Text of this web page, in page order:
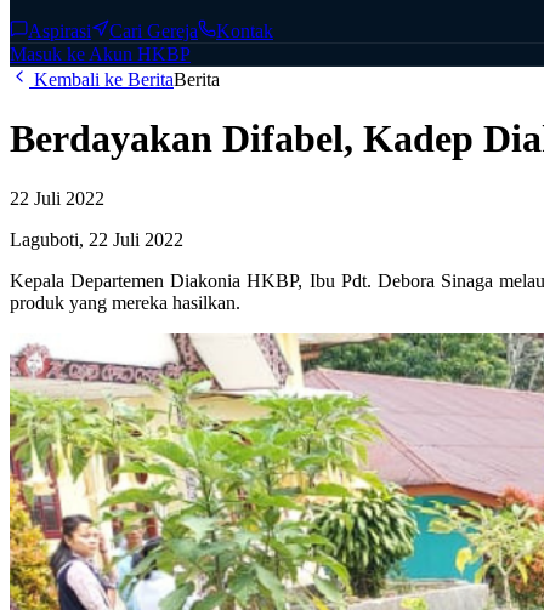
Aspirasi Cari Gereja
Kontak
Masuk ke Akun HKBP
Kembali ke BeritaBerita
Berdayakan Difabel, Kadep
22 Juli 2022
Laguboti, 22 Juli 2022
Kepala Departemen Diakonia HKBP, Ibu Pdt. Debora Sinaga
produk yang mereka hasilkan.